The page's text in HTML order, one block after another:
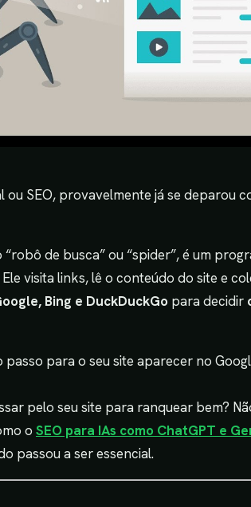
SEO, provavelmente já se deparou
de busca” ou “spider”, é um
Ele visita links, lê o conteúdo do site e
Bing e DuckDuckGo para decidir
para o seu site aparecer no
pelo seu site para ranquear bem?
o SEO para IAs como ChatGPT e
passou a ser essencial.